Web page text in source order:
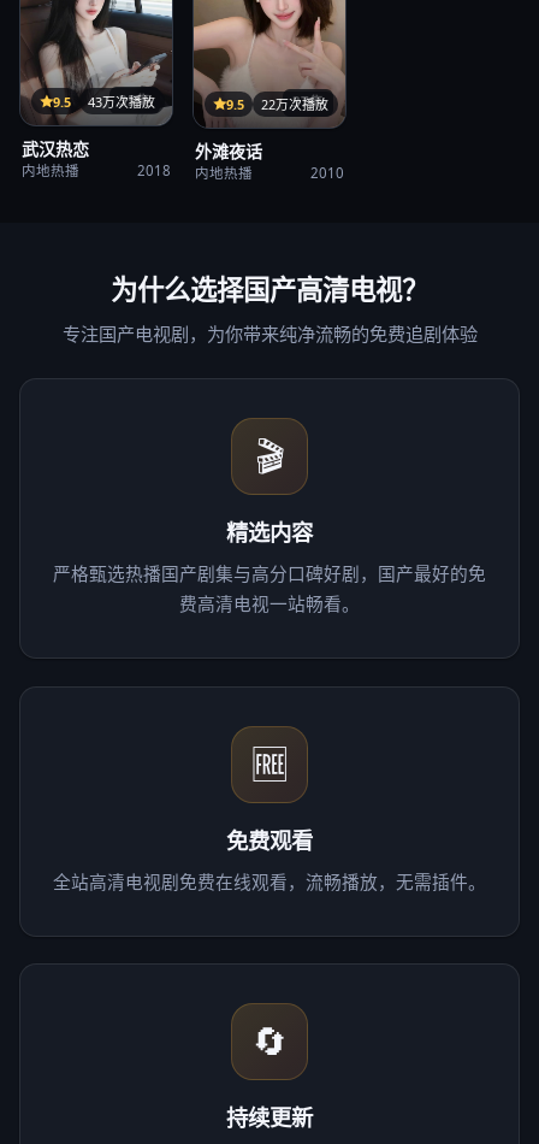
35集
9.5 43万次播放
武汉热恋
内地热播 2018
37集
9.5 22万次播放
外滩夜话
内地热播 2010
为什么选择国产高清电视？
专注国产电视剧，为你带来纯净流畅的免费追剧体验
🎬
精选内容
严格甄选热播国产剧集与高分口碑好剧，国产最好的免
费高清电视一站畅看。
🆓
免费观看
全站高清电视剧免费在线观看，流畅播放，无需插件。
🔄
持续更新